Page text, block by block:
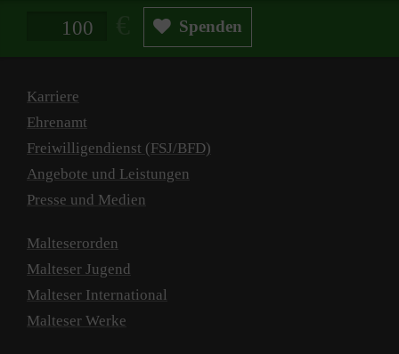
Spendenbetrag in Euro Spenden
Karriere
Ehrenamt
Freiwilligendienst (FSJ/BFD)
Angebote und Leistungen
Presse und Medien
Malteserorden
Malteser Jugend
Malteser International
Malteser Werke